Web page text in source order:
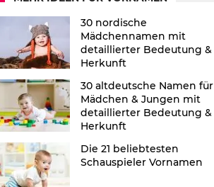
30 nordische
Mädchennamen mit
detaillierter Bedeutung &
Herkunft
30 altdeutsche Namen für
Mädchen & Jungen mit
detaillierter Bedeutung &
Herkunft
Die 21 beliebtesten
Schauspieler Vornamen